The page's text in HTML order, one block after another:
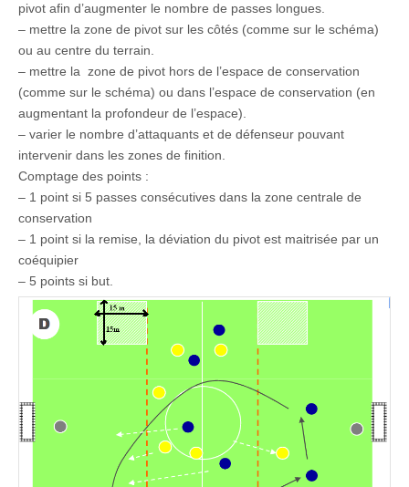
pivot afin d’augmenter le nombre de passes longues.
– mettre la zone de pivot sur les côtés (comme sur le schéma)
ou au centre du terrain.
– mettre la zone de pivot hors de l’espace de conservation
(comme sur le schéma) ou dans l’espace de conservation (en
augmentant la profondeur de l’espace).
– varier le nombre d’attaquants et de défenseur pouvant
intervenir dans les zones de finition.
Comptage des points :
– 1 point si 5 passes consécutives dans la zone centrale de
conservation
– 1 point si la remise, la déviation du pivot est maitrisée par un
coéquipier
– 5 points si but.